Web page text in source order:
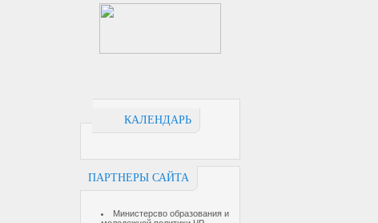
КАЛЕНДАРЬ
ПАРТНЕРЫ САЙТА
Министерсво образования и